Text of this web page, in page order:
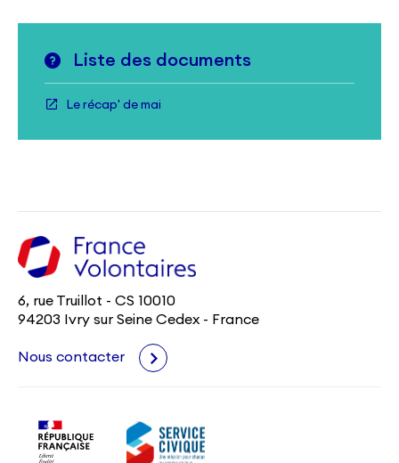
Liste des documents
Le récap' de mai
6, rue Truillot - CS 10010
94203 Ivry sur Seine Cedex - France
Nous contacter